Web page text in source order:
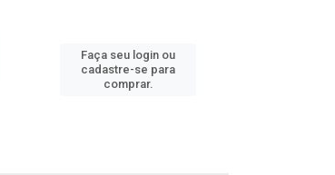
Faça seu login ou
cadastre-se para
comprar.